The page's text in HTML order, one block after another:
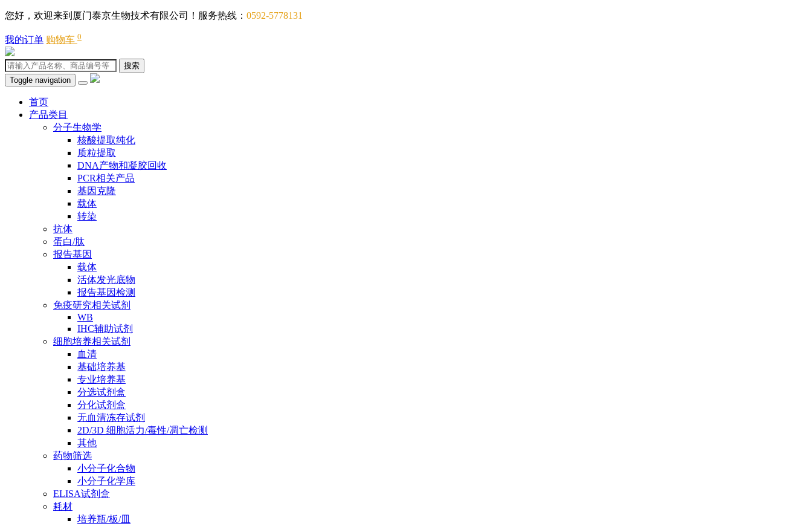
您好，欢迎来到厦门泰京生物技术有限公司！服务热线： 0592-5778131
我的订单 购物车 0
搜索
Toggle navigation
首页
产品类目
分子生物学
核酸提取纯化
质粒提取
DNA产物和凝胶回收
PCR相关产品
基因克隆
载体
转染
抗体
蛋白/肽
报告基因
载体
活体发光底物
报告基因检测
免疫研究相关试剂
WB
IHC辅助试剂
细胞培养相关试剂
血清
基础培养基
专业培养基
分选试剂盒
分化试剂盒
无血清冻存试剂
2D/3D 细胞活力/毒性/凋亡检测
其他
药物筛选
小分子化合物
小分子化学库
ELISA试剂盒
耗材
培养瓶/板/皿